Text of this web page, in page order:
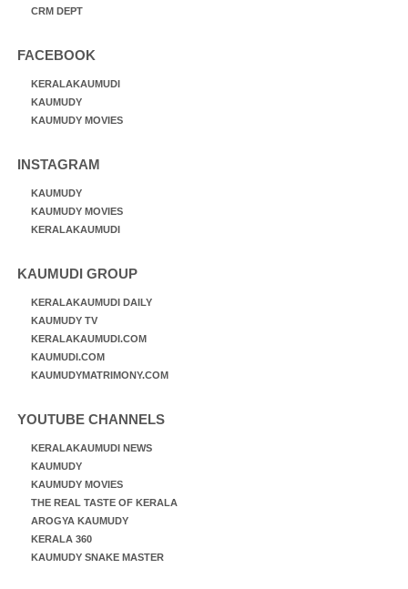
CRM DEPT
FACEBOOK
KERALAKAUMUDI
KAUMUDY
KAUMUDY MOVIES
INSTAGRAM
KAUMUDY
KAUMUDY MOVIES
KERALAKAUMUDI
KAUMUDI GROUP
KERALAKAUMUDI DAILY
KAUMUDY TV
KERALAKAUMUDI.COM
KAUMUDI.COM
KAUMUDYMATRIMONY.COM
YOUTUBE CHANNELS
KERALAKAUMUDI NEWS
KAUMUDY
KAUMUDY MOVIES
THE REAL TASTE OF KERALA
AROGYA KAUMUDY
KERALA 360
KAUMUDY SNAKE MASTER